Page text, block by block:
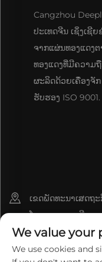
Cangzhou
ປະເທດຈີນ ເຊິ່ງເຊີ
ຈາກແຜ່ນທອງແດງ
ທອງແດງທີ່ມີຄວາມ
ຜະລິດດ້ວຍເຄື່ອງຈັກ
ຮັບຮອງ ISO
ເຂດພັດທະນາເສດຖ
ໂຈວ, ແຂວງເຫຫີ
We value your
We use cookies and